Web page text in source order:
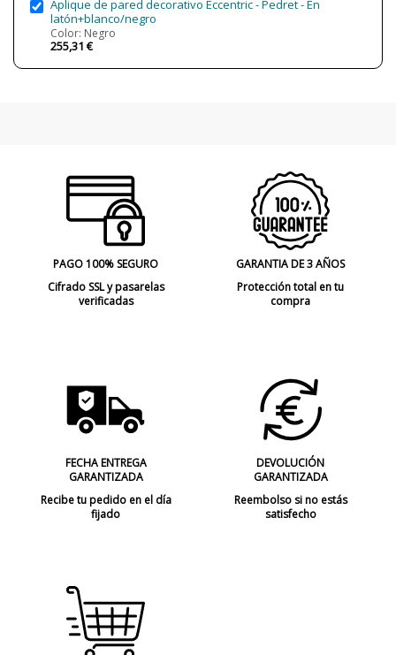
Aplique de pared decorativo Eccentric - Pedret - En
latón+blanco/negro
Color: Negro
255,31 €
PAGO 100% SEGURO
Cifrado SSL y pasarelas
verificadas
GARANTIA DE 3 AÑOS
Protección total en tu
compra
FECHA ENTREGA
GARANTIZADA
Recibe tu pedido en el día
fijado
DEVOLUCIÓN
GARANTIZADA
Reembolso si no estás
satisfecho